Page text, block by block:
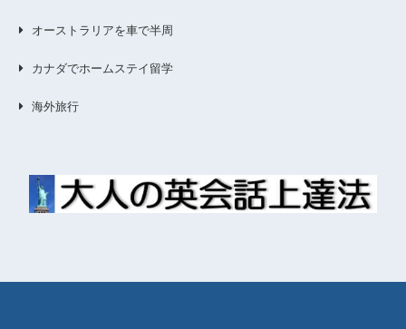
オーストラリアを車で半周
カナダでホームステイ留学
海外旅行